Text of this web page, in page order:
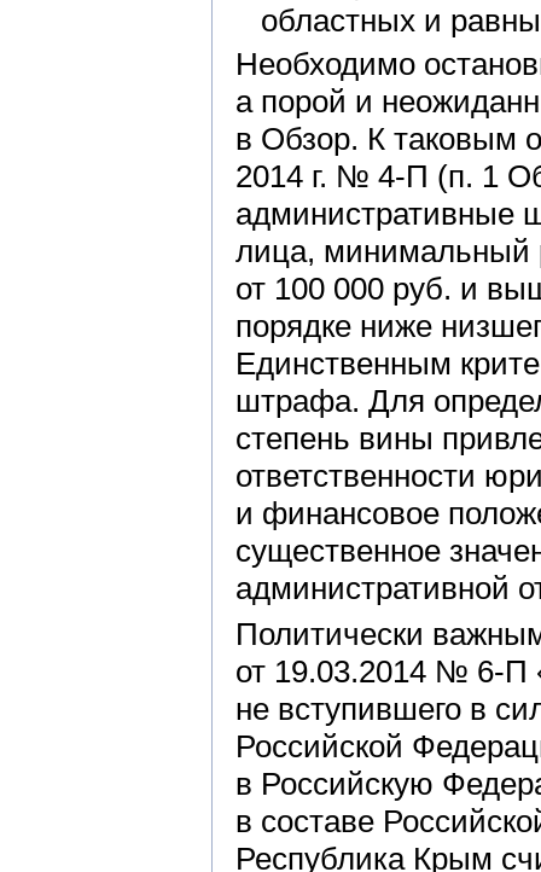
областных и
Необходимо
а порой и
в Обзор. К таковым
2014 г. № 4-П (п. 1
административные
лица, минимальный
от 100 000 руб. и
порядке ниже
Единственным
штрафа. Для
степень вины
ответственности
и финансовое
существенное
административной
Политически
от 19.03.2014 № 6-П
не вступившего в
Российской
в Российскую
в составе
Республика Крым